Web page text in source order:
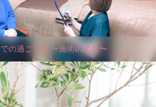
での過ごし方 〜施術の流れ〜